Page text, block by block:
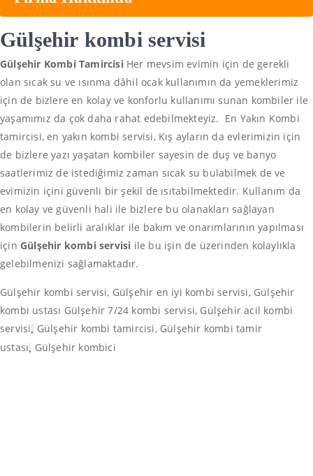
Gülşehir kombi servisi
Gülşehir Kombi Tamircisi Her mevsim evimin için de gerekli
olan sıcak su ve ısınma dâhil ocak kullanımın da yemeklerimiz
için de bizlere en kolay ve konforlu kullanımı sunan kombiler ile
yaşamımız da çok daha rahat edebilmekteyiz. En Yakın Kombi
tamircisi, en yakın kombi servisi, Kış ayların da evlerimizin için
de bizlere yazı yaşatan kombiler sayesin de duş ve banyo
saatlerimiz de istediğimiz zaman sıcak su bulabilmek de ve
evimizin içini güvenli bir şekil de ısıtabilmektedir. Kullanım da
en kolay ve güvenli hali ile bizlere bu olanakları sağlayan
kombilerin belirli aralıklar ile bakım ve onarımlarının yapılması
için Gülşehir kombi servisi ile bu işin de üzerinden kolaylıkla
gelebilmenizi sağlamaktadır.
Gülşehir kombi servisi, Gülşehir en iyi kombi servisi, Gülşehir
kombi ustası Gülşehir 7/24 kombi servisi, Gülşehir acil kombi
servisi Gülşehir kombi tamircisi, Gülşehir kombi tamir
ustası Gülşehir kombici